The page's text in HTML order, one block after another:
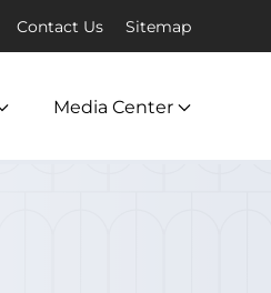
Contact Us Sitemap
Media Center